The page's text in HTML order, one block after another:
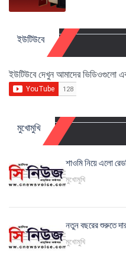
ইউটিউবে
ইউটিউবে দেখুন আমাদের ভিডিওগুলো
মুখোমুখি
শাওমি নিয়ে এলো
মুখোমুখি
নতুন বছরের শুরুতে
মুখোমুখি